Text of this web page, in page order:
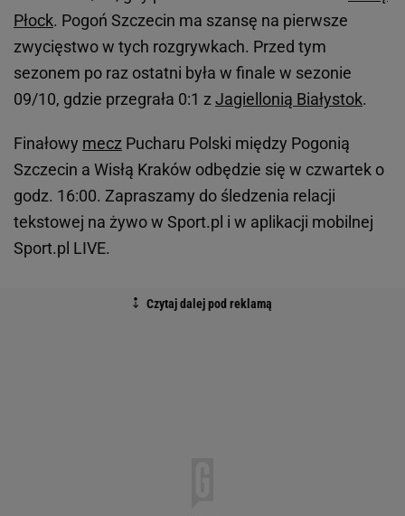
Płock. Pogoń Szczecin ma szansę na pierwsze
zwycięstwo w tych rozgrywkach. Przed tym
sezonem po raz ostatni była w finale w sezonie
09/10, gdzie przegrała 0:1 z Jagiellonią Białystok.
Finałowy mecz Pucharu Polski między Pogonią
Szczecin a Wisłą Kraków odbędzie się w czwartek o
godz. 16:00. Zapraszamy do śledzenia relacji
tekstowej na żywo w Sport.pl i w aplikacji mobilnej
Sport.pl LIVE.